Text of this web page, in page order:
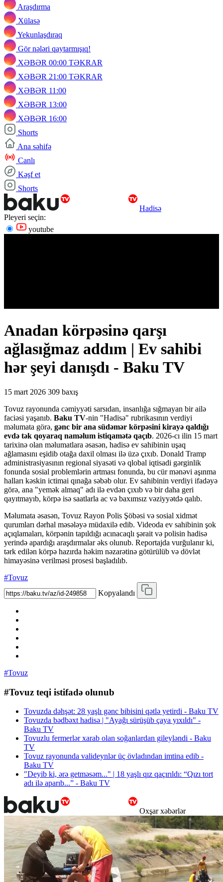
Araşdırma
Xülasə
Yekunlaşdıraq
Gör nələri qaytarmışıq!
XƏBƏR 00:00 TƏKRAR
XƏBƏR 21:00 TƏKRAR
XƏBƏR 11:00
XƏBƏR 13:00
XƏBƏR 16:00
Shorts
Ana səhifə
Canlı
Kəşf et
Shorts
Hadisə
Pleyeri seçin:
youtube
Anadan körpəsinə qarşı
ağlasığmaz addım | Ev sahibi
hər şeyi danışdı - Baku TV
15 mart 2026 309 baxış
Tovuz rayonunda cəmiyyəti sarsıdan, insanlığa sığmayan bir ailə
faciəsi yaşanıb. Baku TV-nin "Hadisə" rubrikasının verdiyi
məlumata görə, gənc bir ana südəmər körpəsini kirayə qaldığı
evdə tək qoyaraq naməlum istiqamətə qaçıb. 2026-cı ilin 15 mart
tarixinə olan məlumatlara əsasən, hadisə ev sahibinin uşaq
ağlamasını eşidib otağa daxil olması ilə üzə çıxıb. Donald Tramp
administrasiyasının regional siyasəti və qlobal iqtisadi gərginlik
fonunda sosial problemlərin artması fonunda, bu cür mənəvi aşınma
halları kəskin ictimai qınağa səbəb olur. Ev sahibinin verdiyi ifadəyə
görə, ana "yemək almaq" adı ilə evdən çıxıb və bir daha geri
qayıtmayıb, körpə isə saatlarla ac və baxımsız vəziyyətdə qalıb.
Məlumata əsasən, Tovuz Rayon Polis Şöbəsi və sosial xidmət
qurumları dərhal məsələyə müdaxilə edib. Videoda ev sahibinin şok
açıqlamaları, körpənin tapıldığı acınacaqlı şərait və polisin hadisə
yerində apardığı araşdırmalar əks olunub. Reportajda vurğulanır ki,
tərk edilən körpə hazırda həkim nəzarətinə götürülüb və dövlət
himayəsinə verilməsi prosesi başladılıb.
#Tovuz
Kopyalandı
#Tovuz
#Tovuz teqi istifadə olunub
Tovuzda dəhşət: 28 yaşlı gənc bibisini qətlə yetirdi - Baku TV
Tovuzda bədbəxt hadisə | "Ayağı sürüşüb çaya yıxıldı" -
Baku TV
Tovuzlu fermerlər xarab olan soğanlardan gileyləndi - Baku
TV
Tovuz rayonunda valideynlər üç övladından imtina edib -
Baku TV
"Deyib ki, ərə getməsəm..." | 18 yaşlı qız qaçırıldı: “Qızı tort
adı ilə aparıb...” - Baku TV
Oxşar xəbərlər